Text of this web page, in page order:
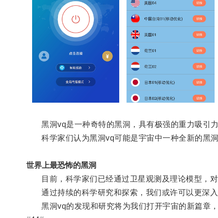
黑洞vq是一种奇特的黑洞，具有极强的重力吸引
科学家们认为黑洞vq可能是宇宙中一种全新的黑
世界上最恐怖的黑洞
目前，科学家们已经通过卫星观测及理论模型，对
通过持续的科学研究和探索，我们或许可以更深
黑洞vq的发现和研究将为我们打开宇宙的新篇章